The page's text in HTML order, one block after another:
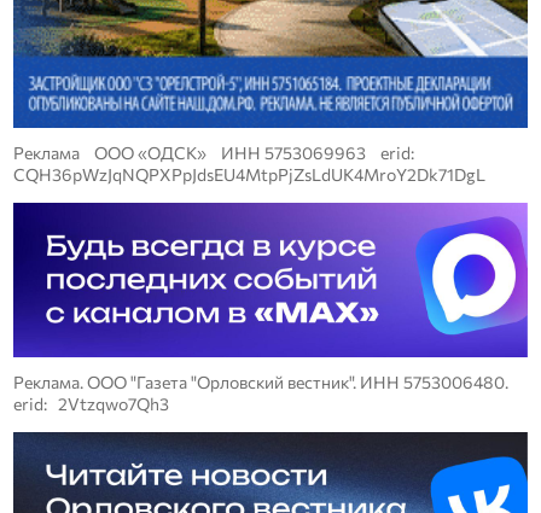
Реклама ООО «ОДСК» ИНН 5753069963 erid:
CQH36pWzJqNQPXPpJdsEU4MtpPjZsLdUK4MroY2Dk71DgL
Реклама. ООО "Газета "Орловский вестник". ИНН 5753006480.
erid: 2Vtzqwo7Qh3